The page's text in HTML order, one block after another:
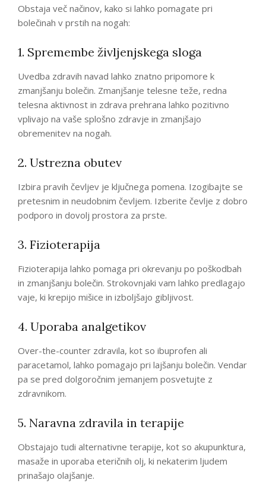
Obstaja več načinov, kako si lahko pomagate pri
bolečinah v prstih na nogah:
1. Spremembe življenjskega sloga
Uvedba zdravih navad lahko znatno pripomore k
zmanjšanju bolečin. Zmanjšanje telesne teže, redna
telesna aktivnost in zdrava prehrana lahko pozitivno
vplivajo na vaše splošno zdravje in zmanjšajo
obremenitev na nogah.
2. Ustrezna obutev
Izbira pravih čevljev je ključnega pomena. Izogibajte se
pretesnim in neudobnim čevljem. Izberite čevlje z dobro
podporo in dovolj prostora za prste.
3. Fizioterapija
Fizioterapija lahko pomaga pri okrevanju po poškodbah
in zmanjšanju bolečin. Strokovnjaki vam lahko predlagajo
vaje, ki krepijo mišice in izboljšajo gibljivost.
4. Uporaba analgetikov
Over-the-counter zdravila, kot so ibuprofen ali
paracetamol, lahko pomagajo pri lajšanju bolečin. Vendar
pa se pred dolgoročnim jemanjem posvetujte z
zdravnikom.
5. Naravna zdravila in terapije
Obstajajo tudi alternativne terapije, kot so akupunktura,
masaže in uporaba eteričnih olj, ki nekaterim ljudem
prinašajo olajšanje.